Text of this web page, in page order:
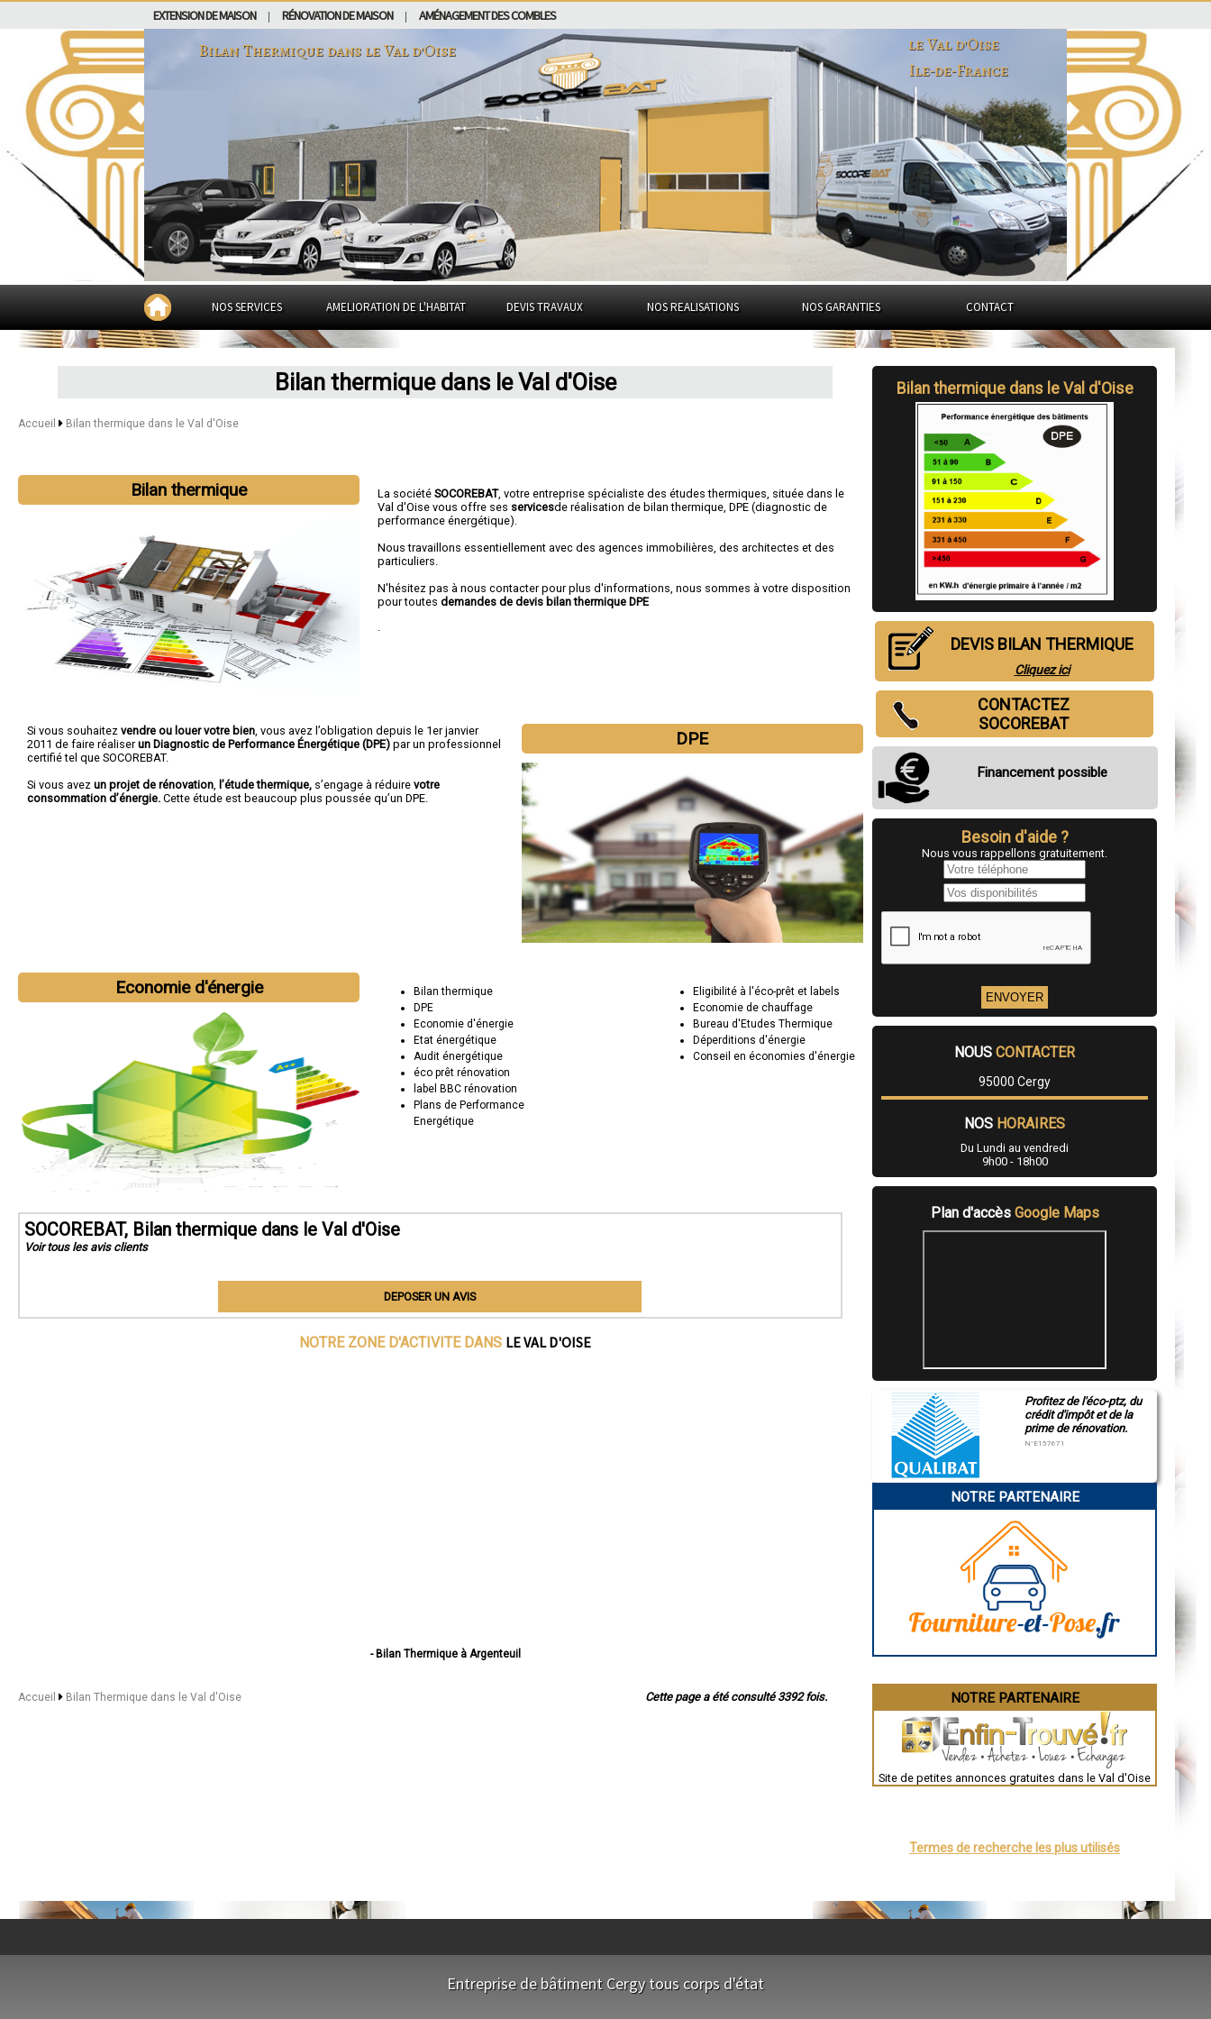
EXTENSION DE MAISON RÉNOVATION DE MAISON AMÉNAGEMENT DES COMBLES
Bilan Thermique dans le Val d'Oise
le Val d'Oise
Ile-de-France
NOS SERVICES AMELIORATION DE L'HABITAT DEVIS TRAVAUX NOS REALISATIONS NOS GARANTIES CONTACT
Bilan thermique dans le Val d'Oise
Accueil Bilan thermique dans le Val d'Oise
Bilan thermique La sociétéSOCOREBAT, votre entreprise spécialiste des études thermiques, située dans le
Val d'Oise vous offre ses servicesde réalisation de bilan thermique, DPE (diagnostic de
performance énergétique).
Nous travaillons essentiellement avec des agences immobilières, des architectes et des
particuliers.
N'hésitez pas à nous contacter pour plus d'informations, nous sommes à votre disposition
pour toutesdemandes de devis bilan thermique DPE
DPE
Si vous souhaitez vendre ou louer votre bien, vous avez l’obligation depuis le 1er janvier
2011 de faire réaliserun Diagnostic de Performance Énergétique (DPE) par un professionnel
certifié tel que SOCOREBAT.
Si vous avez un projet de rénovation, l’étude thermique, s’engage à réduire votre
consommation d’énergie. Cette étude est beaucoup plus poussée qu’un DPE.
Economie d'énergie
Bilan thermique
DPE
Economie d'énergie
Etat énergétique
Audit énergétique
éco prêt rénovation
label BBC rénovation
Plans de Performance
Energétique
Eligibilité à l'éco-prêt et labels
Economie de chauffage
Bureau d'Etudes Thermique
Déperditions d'énergie
Conseil en économies d'énergie
SOCOREBAT, Bilan thermique dans le Val d'Oise
Voir tous les avis clients
DEPOSER UN AVIS
NOTRE ZONE D'ACTIVITE DANS LE VAL D'OISE
- Bilan Thermique à Argenteuil
- Bilan Thermique à Cormeilles-en-Parisis
- Bilan Thermique à Montigny-lès-Cormeilles
- Bilan Thermique à Soisy-sous-Montmorency
Cette page a été consulté 3392 fois.
Accueil Bilan Thermique dans le Val d'Oise
Bilan thermique dans le Val d'Oise
DEVIS BILAN THERMIQUE
Cliquez ici
CONTACTEZ
SOCOREBAT
Financement possible
Besoin d'aide ?
Nous vous rappellons gratuitement.
NOUS CONTACTER
95000 Cergy
NOS HORAIRES
Du Lundi au vendredi
9h00 - 18h00
Plan d'accès Google Maps
Profitez de l'éco-ptz, du
crédit d'impôt et de la
prime de rénovation.
N°E157671
NOTRE PARTENAIRE
NOTRE PARTENAIRE
Site de petites annonces gratuites dans le Val d'Oise
Termes de recherche les plus utilisés
Entreprise de bâtiment Cergy tous corps d'état